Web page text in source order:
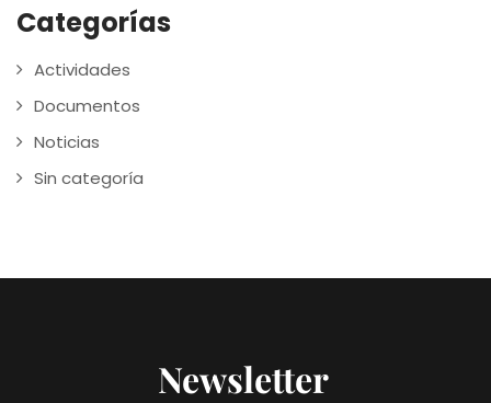
Categorías
Actividades
Documentos
Noticias
Sin categoría
Newsletter